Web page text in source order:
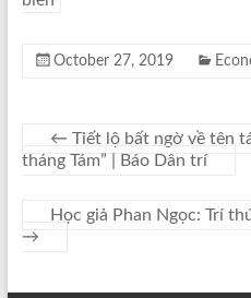
October 27, 2019
← Tiết lộ bất ngờ về tên
tháng Tám” | Báo Dân trí
Học giả Phan Ngọc: Trí
→